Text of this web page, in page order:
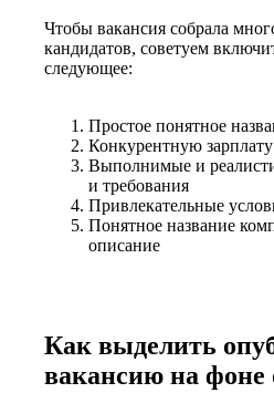
Чтобы вакансия собрала
кандидатов, советуем
следующее:
Простое понятное
Конкурентную зарплату
Выполнимые и
и требования
Привлекательные
Понятное название
описание
Как выделить
вакансию на фоне